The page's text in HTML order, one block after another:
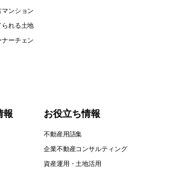
ンション
れる土地
ナーチェン
報 お役立ち情報
不動産用語集
企業不動産コンサルティング
資産運用・土地活用